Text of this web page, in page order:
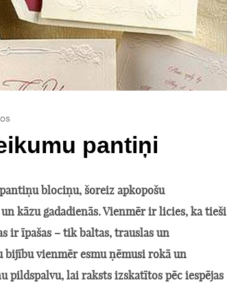
pantiņi
blociņu, šoreiz apkopošu
kāzu gadadienās. Vienmēr ir licies, ka tieši
ir īpašas – tik baltas, trauslas un
bijību vienmēr esmu ņēmusi rokā un
pildspalvu, lai raksts izskatītos pēc iespējas